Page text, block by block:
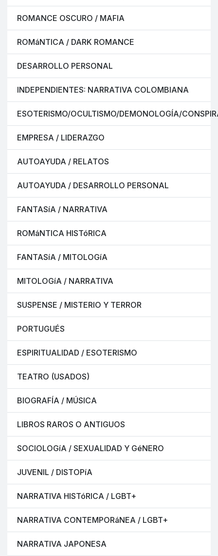
ROMANCE OSCURO / MAFIA
ROMáNTICA / DARK ROMANCE
DESARROLLO PERSONAL
INDEPENDIENTES: NARRATIVA COLOMBIANA
ESOTERISMO/OCULTISMO/DEMONOLOGÍA/
EMPRESA / LIDERAZGO
AUTOAYUDA / RELATOS
AUTOAYUDA / DESARROLLO PERSONAL
FANTASíA / NARRATIVA
ROMáNTICA HISTóRICA
FANTASíA / MITOLOGíA
MITOLOGíA / NARRATIVA
SUSPENSE / MISTERIO Y TERROR
PORTUGUÉS
ESPIRITUALIDAD / ESOTERISMO
TEATRO (USADOS)
BIOGRAFÍA / MÚSICA
LIBROS RAROS O ANTIGUOS
SOCIOLOGíA / SEXUALIDAD Y GéNERO
JUVENIL / DISTOPíA
NARRATIVA HISTóRICA / LGBT+
NARRATIVA CONTEMPORáNEA / LGBT+
NARRATIVA JAPONESA